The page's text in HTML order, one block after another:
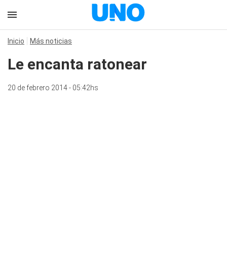
Inicio Más noticias
Le encanta ratonear
20 de febrero 2014 - 05:42hs